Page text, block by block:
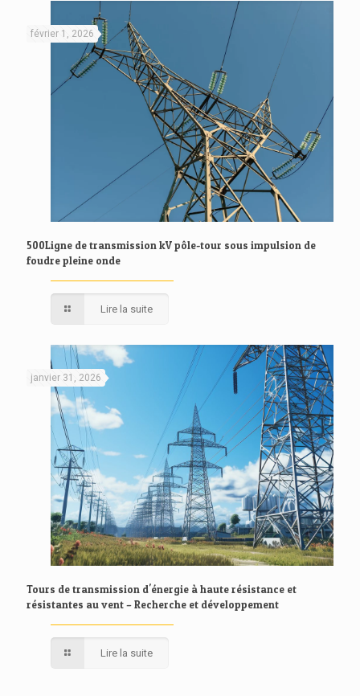
février 1, 2026
500Ligne de transmission kV pôle-tour sous impulsion de
foudre pleine onde
Lire la suite
janvier 31, 2026
Tours de transmission d'énergie à haute résistance et
résistantes au vent – Recherche et développement
Lire la suite